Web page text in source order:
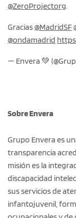
@ZeroProjectorg.
Gracias@MadridSF
@ondamadrid
— Envera 💚
Sobre Envera
Grupo Envera es
transparencia
misión es la
discapacidad
sus servicios de
infantojuvenil,